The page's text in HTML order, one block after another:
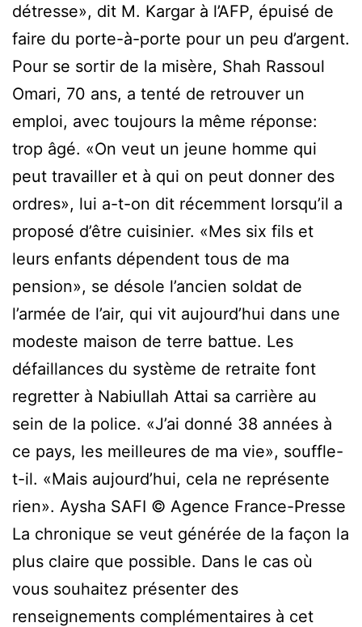
détresse», dit M. Kargar à l’AFP, épuisé de
faire du porte-à-porte pour un peu d’argent.
Pour se sortir de la misère, Shah Rassoul
Omari, 70 ans, a tenté de retrouver un
emploi, avec toujours la même réponse:
trop âgé. «On veut un jeune homme qui
peut travailler et à qui on peut donner des
ordres», lui a-t-on dit récemment lorsqu’il a
proposé d’être cuisinier. «Mes six fils et
leurs enfants dépendent tous de ma
pension», se désole l’ancien soldat de
l’armée de l’air, qui vit aujourd’hui dans une
modeste maison de terre battue. Les
défaillances du système de retraite font
regretter à Nabiullah Attai sa carrière au
sein de la police. «J’ai donné 38 années à
ce pays, les meilleures de ma vie», souffle-
t-il. «Mais aujourd’hui, cela ne représente
rien». Aysha SAFI © Agence France-Presse
La chronique se veut générée de la façon la
plus claire que possible. Dans le cas où
vous souhaitez présenter des
renseignements complémentaires à cet